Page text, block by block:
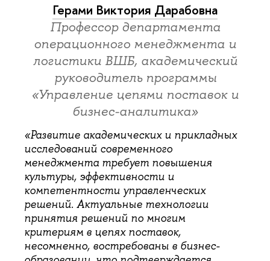
Герами Виктория Дарабовна
Профессор департамента
операционного менеджмента и
логистики ВШБ, академический
руководитель программы
«Управление цепями поставок и
бизнес-аналитика»
«Развитие академических и прикладных
исследований современного
менеджмента требует повышения
культуры, эффективности и
компетентности управленческих
решений. Актуальные технологии
принятия решений по многим
критериям в цепях поставок,
несомненно, востребованы в бизнес-